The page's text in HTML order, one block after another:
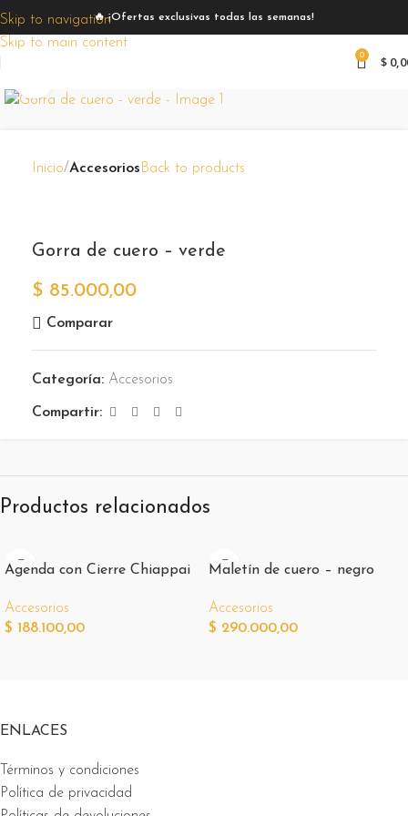
Skip to navigation
Skip to main content
🔥 ¡Ofertas exclusivas todas las semanas!
0 $
Inicio AccesoriosBack to products
Gorra de cuero – verde
$ 85.000,00
Comparar
Categoría: Accesorios
Compartir:
Productos relacionados
Agenda con Cierre Chiappai
Accesorios
$ 188.100,00
Maletín de cuero – negro
Accesorios
$ 290.000,00
ENLACES
Términos y condiciones
Política de privacidad